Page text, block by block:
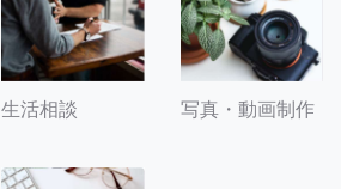
生活相談 写真・動画制作